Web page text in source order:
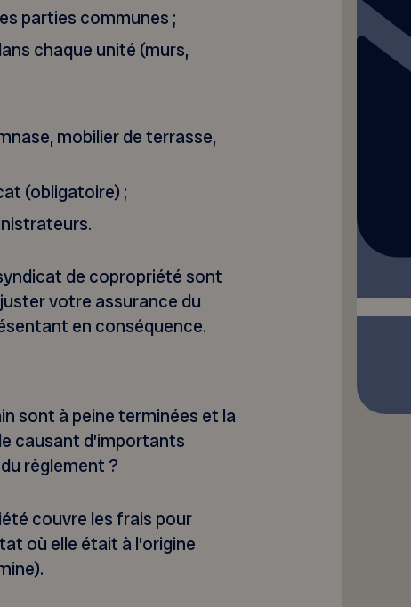
parties communes ;
chaque unité (murs,
mobilier de terrasse,
(obligatoire) ;
de copropriété sont
votre assurance du
en conséquence.
sont à peine terminées et la
causant d’importants
règlement ?
couvre les frais pour
où elle était à l’origine